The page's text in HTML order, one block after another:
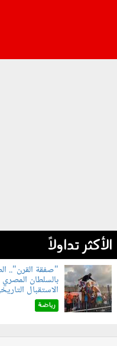
الأكثر تداولاً
070801.jpg
"صفقة القرن"..
بالسلطان
الاستقبال
رياضة